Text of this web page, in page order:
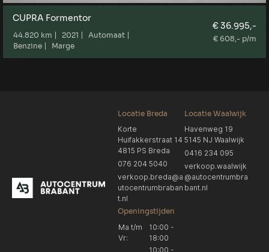
CUPRA Formentor
44.820 km 2021
Automaat
Benzine
Marge
€ 36.995,-
€ 608,- p/m
Locatie Breda
Korte
Huifakkerstraat 14
4815 PS Breda
076 204 5040
verkoop.breda@a
utocentrumbraban
t.nl
Locatie Waalwijk
Havenweg 19
5145 NJ Waalwijk
0416 234 095
verkoop.waalwijk
@autocentrumbra
bant.nl
Openingstijden
Ma t/m
Vr:
10:00 -
18:00
10:00 -